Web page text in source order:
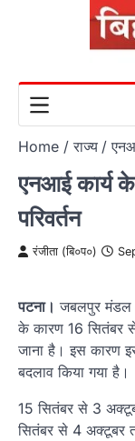
Home राज्य
एनआई कार्य
परिवर्तन
रंजीता (बि०प०)
पटना। जबलपुर मंडल
के कारण 16 सितंबर
जाना है। इस कारण
बदलाव किया गया है।
15 सितंबर से 3
सितंबर से 4 अक्टूबर